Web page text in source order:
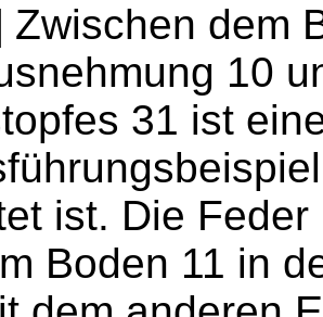
Zwischen dem
10
31 ist
ist. Die
Boden 11 in